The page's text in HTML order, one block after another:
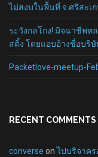
ไม่สงบในพื้นที่ จ.ศรีสะเ
ระวังกลโกง! มิจฉาชีพห
สติ้ง โดยแอบอ้างชื่อบริ
Packetlove-meetup-
RECENT COMMENTS
converse onไปบริจาคร